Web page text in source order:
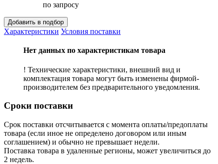
по запросу
Характеристики Условия поставки
Нет данных по характеристикам товара
! Технические характеристики, внешний вид и
комплектация товара могут быть изменены фирмой-
производителем без предварительного уведомления.
Сроки поставки
Срок поставки отсчитывается с момента оплаты/предоплаты
товара (если иное не определено договором или иным
соглашением) и обычно не превышает недели.
Поставка товара в удаленные регионы, может увеличиться до
2 недель.